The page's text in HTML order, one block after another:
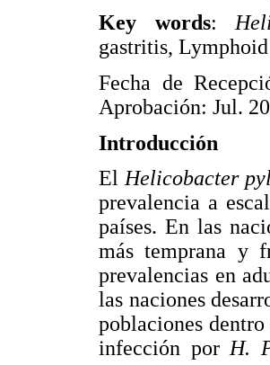
Key words:
gastritis,
Fecha de
Aprobación: Jul.
Introducción
ElHelicobacter
prevalencia a
países. En las
más temprana y
prevalencias en
las naciones
poblaciones
infección porH.